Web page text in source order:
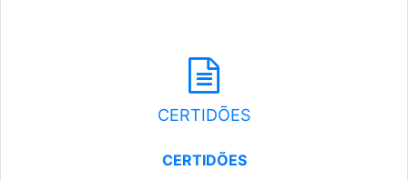
CERTIDÕES
CERTIDÕES